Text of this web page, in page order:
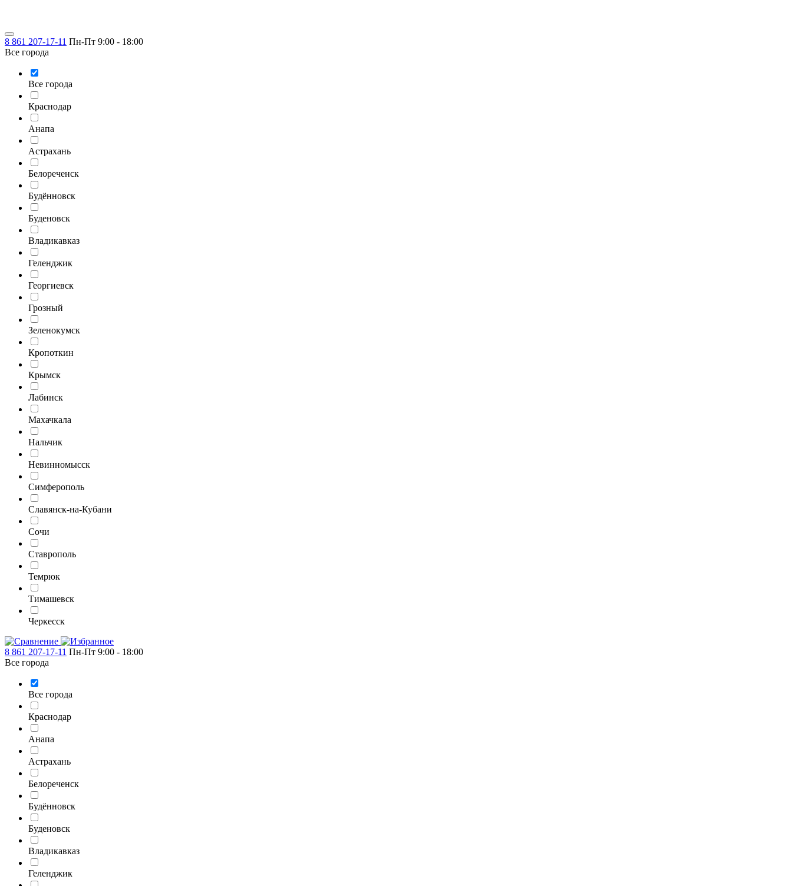
8 861 207-17-11 Пн-Пт 9:00 - 18:00
Все города
Все города
Краснодар
Анапа
Астрахань
Белореченск
Будённовск
Буденовск
Владикавказ
Геленджик
Георгиевск
Грозный
Зеленокумск
Кропоткин
Крымск
Лабинск
Махачкала
Нальчик
Невинномысск
Симферополь
Славянск-на-Кубани
Сочи
Ставрополь
Темрюк
Тимашевск
Черкесск
8 861 207-17-11 Пн-Пт 9:00 - 18:00
Все города
Все города
Краснодар
Анапа
Астрахань
Белореченск
Будённовск
Буденовск
Владикавказ
Геленджик